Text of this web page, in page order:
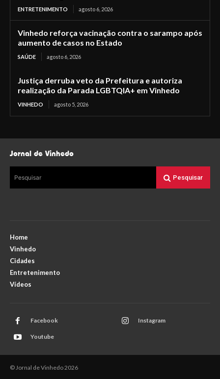
ENTRETENIMENTO agosto 6, 2026
Vinhedo reforça vacinação contra o sarampo após
aumento de casos no Estado
SAÚDE agosto 6, 2026
Justiça derruba veto da Prefeitura e autoriza
realização da Parada LGBTQIA+ em Vinhedo
VINHEDO agosto 5, 2026
Jornal de Vinhedo
Pesquisar Pesquisar
Home
Vinhedo
Cidades
Entretenimento
Vídeos
Facebook Instagram
Youtube
© Jornal de Vinhedo 2026